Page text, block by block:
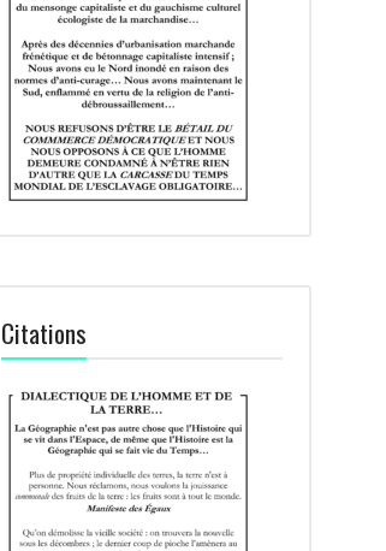
Citations